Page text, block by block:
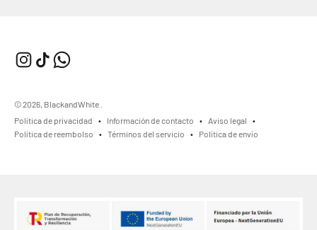
© 2026, BlackandWhite .
Política de privacidad
Información de contacto
Aviso legal
Política de reembolso
Términos del servicio Política de envío